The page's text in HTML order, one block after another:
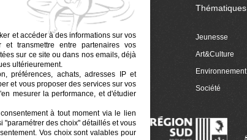
La radio
Ré-écouter
Actualités
Programmation
Grenouille Euphonia
Thématiques
Jeunesse
Art&Culture
Environnement
Société
et accéder à des informations sur vos
et transmettre entre partenaires vos
sur ce site ou dans nos emails, déjà
ultérieurement.
préférences, achats, adresses IP et
et vous proposer des services sur vos
mesurer la performance, et d'étudier
à tout moment via le lien
"paramétrer des choix" détaillés et vous
Vos choix sont valables pour